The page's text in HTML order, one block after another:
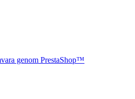
genom PrestaShop™